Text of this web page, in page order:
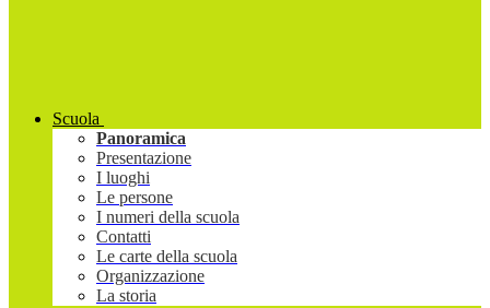
Scuola
Panoramica
Presentazione
I luoghi
Le persone
I numeri della scuola
Contatti
Le carte della scuola
Organizzazione
La storia